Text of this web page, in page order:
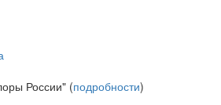
России" (подробности)